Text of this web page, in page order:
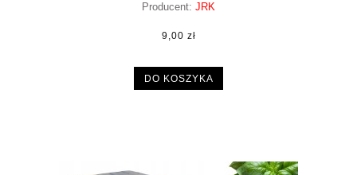
Producent: JRK
9,00 zł
DO KOSZYKA